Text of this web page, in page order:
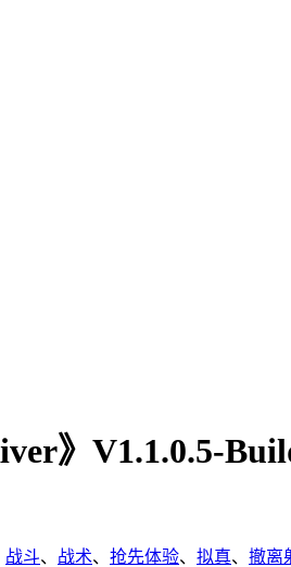
》V1.1.0.5-
战斗、 战术、 抢先体验、 拟真、 撤离